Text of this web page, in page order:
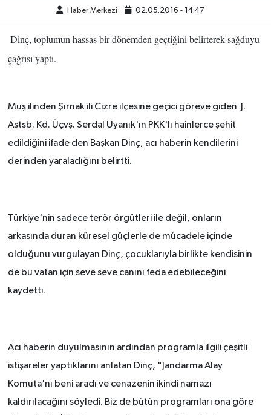
Haber Merkezi 02.05.2016 - 14:47
Dinç, toplumun hassas bir dönemden geçtiğini belirterek sağduyu
çağrısı yaptı.
Muş ilinden Şırnak ili Cizre ilçesine geçici göreve giden J.
Astsb. Kd. Üçvş. Serdal Uyanık'ın PKK'lı hainlerce şehit
edildiğini ifade den Başkan Dinç, acı haberin kendilerini
derinden yaraladığını belirtti.
Türkiye'nin sadece terör örgütleri ile değil, onların
arkasında duran küresel güçlerle de mücadele içinde
olduğunu vurgulayan Dinç, çocuklarıyla birlikte kendisinin
de bu vatan için seve seve canını feda edebileceğini
kaydetti.
Acı haberin duyulmasının ardından programla ilgili çeşitli
istişareler yaptıklarını anlatan Dinç, "Jandarma Alay
Komuta'nı beni aradı ve cenazenin ikindi namazı
kaldırılacağını söyledi. Biz de bütün programları ona göre
TURİZM
MAGAZİN
BİLİM&TEKNOLOJİ
BÖLGE
TÜRKİYE